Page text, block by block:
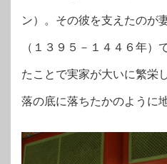
ン）。その彼を支えたのが
（１３９５－１４４６年）
たことで実家が大いに繁栄
落の底に落ちたかのように